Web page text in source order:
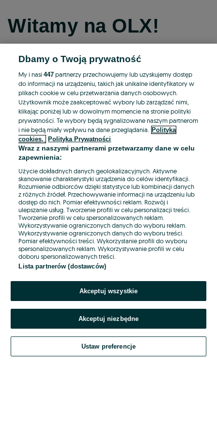
Witamy na OLX!
Kontynuuj przez Facebooka
Kontynuuj przez konto Apple
Kontynuuj przez konto Google
LUB
E-mail
Hasło
Nie pamiętasz hasła?
Zaloguj się
Kontynuując za pośrednictwem jednego z dostawców wskazanych powyżej,
Regulamin serwisu OLX.pl w jego aktualnym brzmieniu.
Dbamy o Twoją prywatność
My i nasi447 partnerzy przechowujemy lub uzyskujemy dostęp
do informacji na urządzeniu, takich jak unikalne identyfikatory w
plikach cookie w celu przetwarzania danych osobowych.
Użytkownik może zaakceptować wybory lub zarządzać nimi,
klikając poniżej lub w dowolnym momencie na stronie polityki
prywatności. Te wybory będą sygnalizowane naszym partnerom
i nie będą miały wpływu na dane przeglądania.
Polityka
cookies,
Polityka Prywatności
Wraz z naszymi partnerami przetwarzamy dane w celu
zapewnienia:
Użycie dokładnych danych geolokalizacyjnych. Aktywne
skanowanie charakterystyki urządzenia do celów identyfikacji.
Rozumienie odbiorców dzięki statystyce lub kombinacji danych
z różnych źródeł. Przechowywanie informacji na urządzeniu lub
dostęp do nich. Pomiar efektywności reklam. Rozwój i
ulepszanie usług. Tworzenie profili w celu personalizacji treści.
Tworzenie profili w celu spersonalizowanych reklam.
Wykorzystywanie ograniczonych danych do wyboru reklam.
Wykorzystywanie ograniczonych danych do wyboru treści.
Pomiar efektywności treści. Wykorzystanie profili do wyboru
spersonalizowanych reklam. Wykorzystywanie profili w celu
doboru spersonalizowanych treści.
Lista partnerów (dostawców)
Akceptuj wszystkie
Akceptuj niezbędne
Ustaw preferencje